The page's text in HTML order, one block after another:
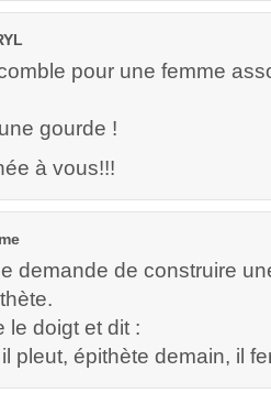
pour une femme
gourde !
à vous!!!
demande de construire
le doigt et dit :
il pleut, épithète demain, il